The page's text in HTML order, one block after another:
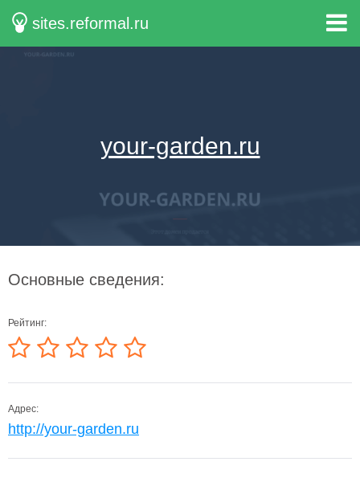
sites.reformal.ru
your-garden.ru
Основные сведения:
Рейтинг:
Адрес:
http://your-garden.ru